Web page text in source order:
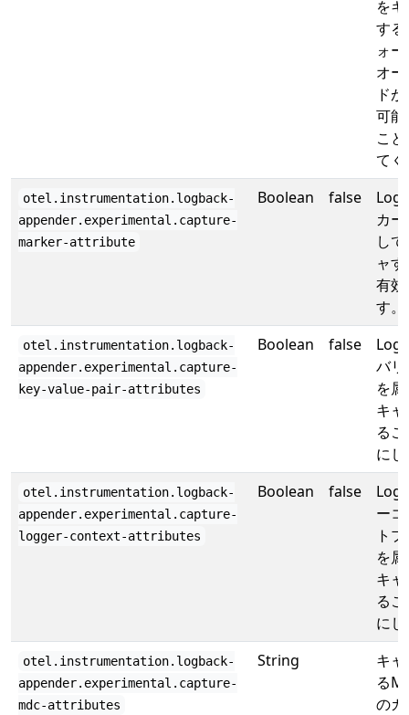
を
す
ォ
オ
ド
可
こ
て
otel.instrumentation.logback-
appender.experimental.capture-
marker-attribute
Boolean false
カ
し
ャ
有
す。
otel.instrumentation.logback-
appender.experimental.capture-
key-value-pair-attributes
Boolean false
バ
を
キ
る
に
otel.instrumentation.logback-
appender.experimental.capture-
logger-context-attributes
Boolean false
ー
ト
を
キ
る
に
otel.instrumentation.logback-
appender.experimental.capture-
mdc-attributes
String
キ
る
の